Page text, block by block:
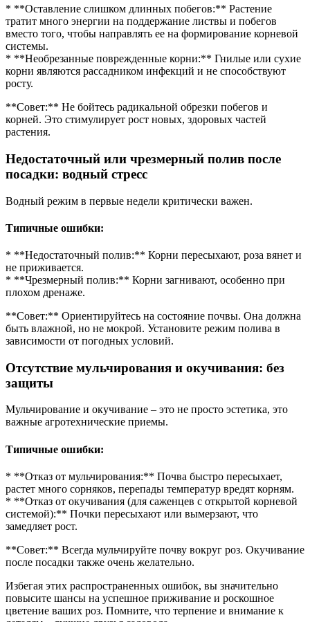
* **Оставление слишком длинных побегов:** Растение
тратит много энергии на поддержание листвы и побегов
вместо того, чтобы направлять ее на формирование корневой
системы.
* **Необрезанные поврежденные корни:** Гнилые или сухие
корни являются рассадником инфекций и не способствуют
росту.
**Совет:** Не бойтесь радикальной обрезки побегов и
корней. Это стимулирует рост новых, здоровых частей
растения.
Недостаточный или чрезмерный полив после
посадки: водный стресс
Водный режим в первые недели критически важен.
Типичные ошибки:
* **Недостаточный полив:** Корни пересыхают, роза вянет и
не приживается.
* **Чрезмерный полив:** Корни загнивают, особенно при
плохом дренаже.
**Совет:** Ориентируйтесь на состояние почвы. Она должна
быть влажной, но не мокрой. Установите режим полива в
зависимости от погодных условий.
Отсутствие мульчирования и окучивания: без
защиты
Мульчирование и окучивание – это не просто эстетика, это
важные агротехнические приемы.
Типичные ошибки:
* **Отказ от мульчирования:** Почва быстро пересыхает,
растет много сорняков, перепады температур вредят корням.
* **Отказ от окучивания (для саженцев с открытой корневой
системой):** Почки пересыхают или вымерзают, что
замедляет рост.
**Совет:** Всегда мульчируйте почву вокруг роз. Окучивание
после посадки также очень желательно.
Избегая этих распространенных ошибок, вы значительно
повысите шансы на успешное приживание и роскошное
цветение ваших роз. Помните, что терпение и внимание к